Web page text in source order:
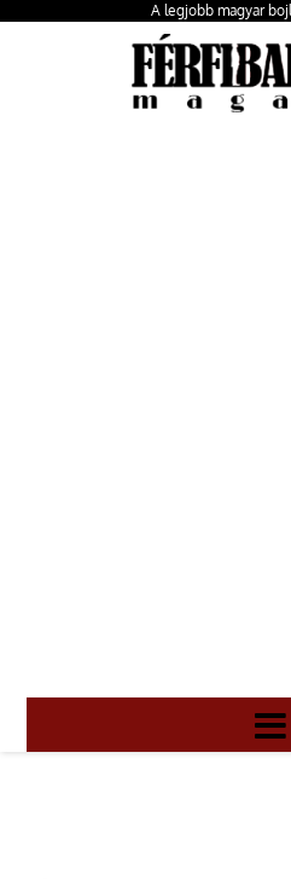
A legjobb magyar